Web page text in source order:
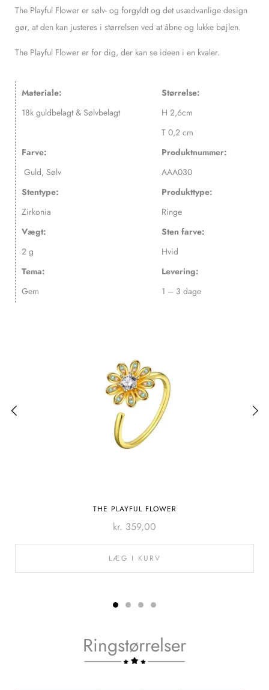
The Playful Flower er sølv- og forgyldt og det usædvanlige design
gør, at den kan justeres i størrelsen ved at åbne og lukke bøjlen.
The Playful Flower er for dig, der kan se ideen i en kvaler.
Materiale:
18k guldbelagt & Sølvbelagt
Farve:
Guld, Sølv
Stentype:
Zirkonia
Vægt:
2 g
Tema:
Gem
Størrelse:
H 2,6cm
T 0,2 cm
Produktnummer:
AAA030
Produkttype:
Ringe
Sten farve:
Hvid
Levering:
1 – 3 dage
THE PLAYFUL FLOWER
kr. 359,00
LÆG I KURV
Ringstørrelser